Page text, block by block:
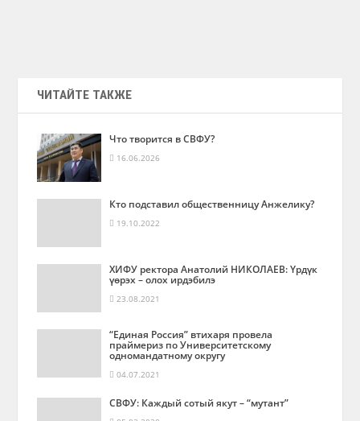
ЧИТАЙТЕ ТАКЖЕ
Что творится в СВФУ?
16.06.2026
Кто подставил общественницу Анжелику?
19.10.2022
ХИФУ ректора Анатолий НИКОЛАЕВ: Үрдүк
үөрэх – олох ирдэбилэ
23.08.2021
“Единая Россия” втихаря провела
праймериз по Университетскому
одномандатному округу
04.07.2021
СВФУ: Каждый сотый якут – “мутант”